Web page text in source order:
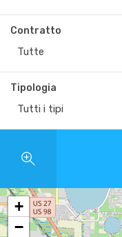
Contratto
Tutte
Tipologia
Tutti i tipi
+
−